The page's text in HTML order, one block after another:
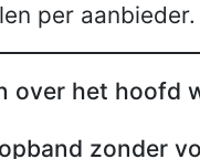
per aanbieder.
over het hoofd
zonder